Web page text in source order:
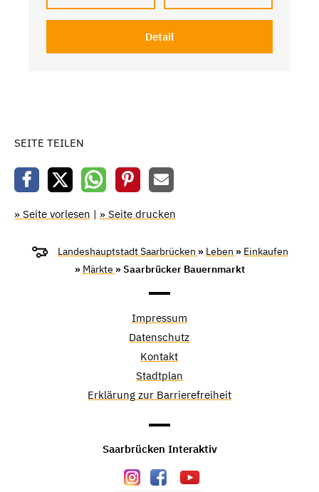
Detail
SEITE TEILEN
» Seite vorlesen | » Seite drucken
Landeshauptstadt Saarbrücken » Leben » Einkaufen
» Märkte » Saarbrücker Bauernmarkt
Impressum
Datenschutz
Kontakt
Stadtplan
Erklärung zur Barrierefreiheit
Saarbrücken Interaktiv